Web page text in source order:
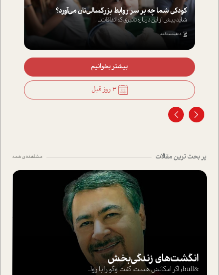
کودکی شما چه بر سر روابط بزرگسالی‌تان می‌آورد؟
شاید پیش از این درباره تاثیری که اتفاقات...
8 دقیقه مطالعه
بیشتر بخوانیم
3 روز قبل
پر بحث ترین مقالات مشاهده ی همه
انگشت‌های‌ زندگی‌بخش
&bull; اگر امکانش هست، گفت وگو را با روا...